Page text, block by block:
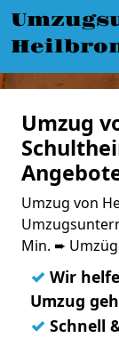
Umzug
Umzug von
Min. ➨
✓ Wir
Umzug
✓ Schnell